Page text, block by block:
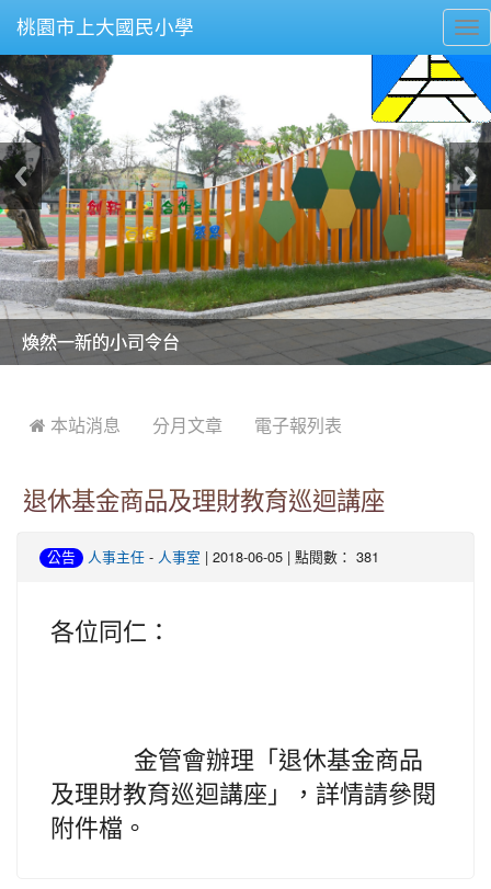
桃園市上大國民小學
美麗的操場是我們活力的來源
美麗的操場是我們活力的來源
煥然一新的小司令台
煥然一新的小司令台
富含桃園埤塘田園風光意象的中廊
富含桃園埤塘田園風光意象的中廊
嶄新的中庭廣場
嶄新的中庭廣場
水生池生生不息
水生池生生不息
 本站消息 分月文章 電子報列表
退休基金商品及理財教育巡迴講座
公告 人事主任 - 人事室 | 2018-06-05 | 點閱數： 381
各位同仁：
金管會辦理「退休基金商品
及理財教育巡迴講座」，詳情請參閱
附件檔。